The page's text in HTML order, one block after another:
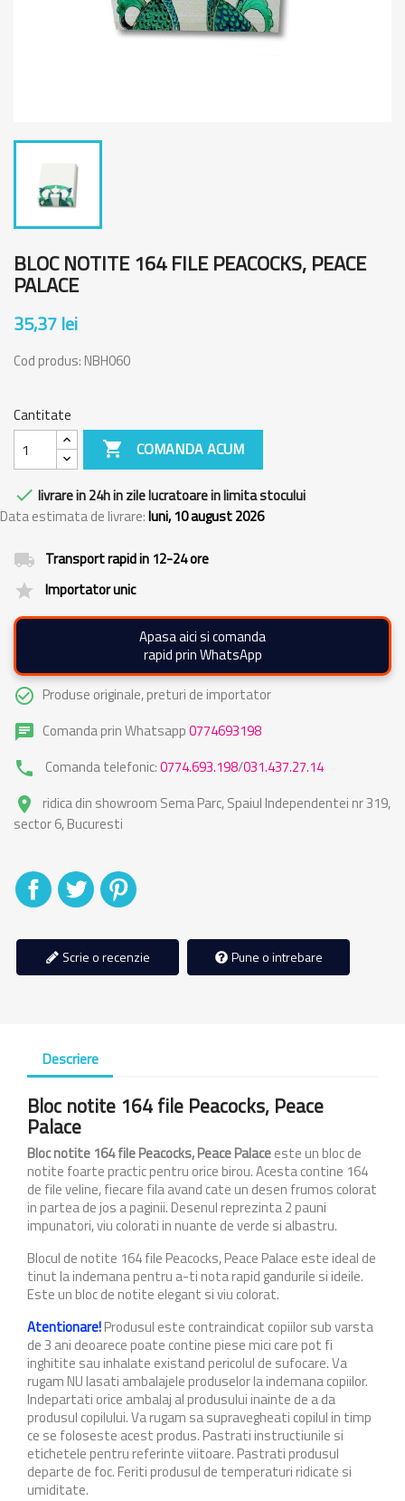
BLOC NOTITE 164 FILE PEACOCKS, PEACE
PALACE
35,37 lei
Cod produs: NBH060
Cantitate
 COMANDA ACUM
 livrare in 24h in zile lucratoare in limita stocului
Data estimata de livrare:luni, 10 august 2026
local_shipping Transport rapid in 12-24 ore
grade Importator unic
Apasa aici si comanda
rapid prin WhatsApp
check_circle_outline Produse originale, preturi de importator
chat Comanda prin Whatsapp0774693198
phone Comanda telefonic:0774.693.198/031.437.27.14
place
ridica din showroom Sema Parc, Spaiul Independentei nr 319,
sector 6, Bucuresti
DistribuitiTweet
Scrie o recenzie Pune o intrebare
Descriere
Bloc notite 164 file Peacocks, Peace
Palace
Bloc notite 164 file Peacocks, Peace Palaceeste un bloc de
notite foarte practic pentru orice birou. Acesta contine 164
de file veline, fiecare fila avand cate un desen frumos colorat
in partea de jos a paginii. Desenul reprezinta 2 pauni
impunatori, viu colorati in nuante de verde si albastru.
Blocul de notite 164 file Peacocks, Peace Palace este ideal de
tinut la indemana pentru a-ti nota rapid gandurile si ideile.
Este un bloc de notite elegant si viu colorat.
Atentionare!Produsul este contraindicat copiilor sub varsta
de 3 ani deoarece poate contine piese mici care pot fi
inghitite sau inhalate existand pericolul de sufocare. Va
rugam NU lasati ambalajele produselor la indemana copiilor.
Indepartati orice ambalaj al produsului inainte de a da
produsul copilului. Va rugam sa supravegheati copilul in timp
ce se foloseste acest produs. Pastrati instructiunile si
etichetele pentru referinte viitoare. Pastrati produsul
departe de foc. Feriti produsul de temperaturi ridicate si
umiditate.